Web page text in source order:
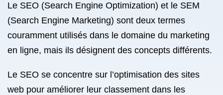
Le SEO (Search Engine Optimization) et le SEM
(Search Engine Marketing) sont deux termes
couramment utilisés dans le domaine du marketing
en ligne, mais ils désignent des concepts différents.
Le SEO se concentre sur l’optimisation des sites
web pour améliorer leur classement dans les